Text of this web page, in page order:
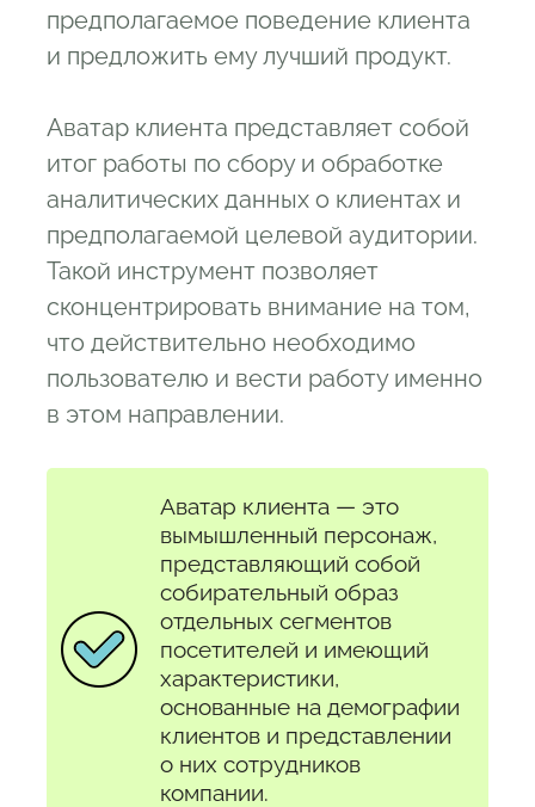
предполагаемое поведение клиента
и предложить ему лучший продукт.
Аватар клиента представляет собой
итог работы по сбору и обработке
аналитических данных о клиентах и
предполагаемой целевой аудитории.
Такой инструмент позволяет
сконцентрировать внимание на том,
что действительно необходимо
пользователю и вести работу именно
в этом направлении.
Аватар клиента — это
вымышленный персонаж,
представляющий собой
собирательный образ
отдельных сегментов
посетителей и имеющий
характеристики,
основанные на демографии
клиентов и представлении
о них сотрудников
компании.